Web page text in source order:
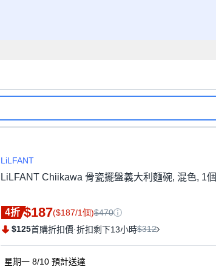
LiLFANT
LiLFANT Chiikawa 骨瓷擺盤義大利麵碗, 混色, 1個
4折 $187($187/1個)$470
$125首購折扣價·折扣剩下13小時$312
星期一 8/10 預計送達